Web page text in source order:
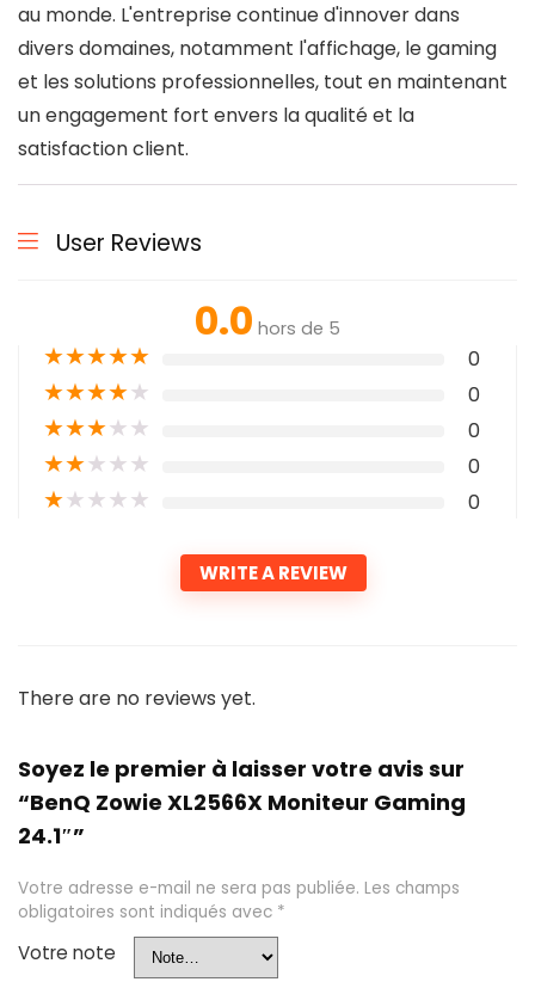
au monde. L'entreprise continue d'innover dans
divers domaines, notamment l'affichage, le gaming
et les solutions professionnelles, tout en maintenant
un engagement fort envers la qualité et la
satisfaction client.
User Reviews
0.0 hors de 5
★★★★★ 0
★★★★★ 0
★★★★★ 0
★★★★★ 0
★★★★★ 0
WRITE A REVIEW
There are no reviews yet.
Soyez le premier à laisser votre avis sur
“BenQ Zowie XL2566X Moniteur Gaming
24.1″”
Votre adresse e-mail ne sera pas publiée. Les champs
obligatoires sont indiqués avec *
Votre note